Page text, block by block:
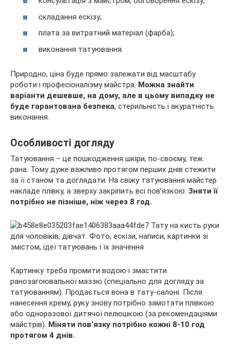
складання ескізу;
плата за витратний матеріал (фарба);
виконання татуювання.
Природно, ціна буде прямо залежати від масштабу
роботи і професіоналізму майстра. Можна знайти
варіанти дешевше, на дому, але в цьому випадку не
буде гарантована безпека, стерильність і акуратність
виконання.
Особливості догляду
Татуювання – це пошкодження шкіри, по-своєму, теж
рана. Тому дуже важливо протягом перших днів стежити
за її станом та доглядати. На свіжу татуювання майстер
накладе плівку, а зверху закріпить всі пов’язкою. Зняти її
потрібно не пізніше, ніж через 8 год.
Картинку треба промити водою і змастити
ранозагоювальної маззю (спеціально для догляду за
татуюванням). Продається вона в тату-салоні. Після
нанесення крему, руку знову потрібно замотати плівкою
або одноразової дитячої пелюшкою (за рекомендаціями
майстрів). Міняти пов’язку потрібно кожні 8-10 год
протягом 4 днів.